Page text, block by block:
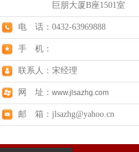
巨朋大厦B座1501室
电 话：0432-63969888
手 机：
联系人：宋经理
网 址： www.jlsazhg.com
邮 箱：jlsazhg@yahoo.cn